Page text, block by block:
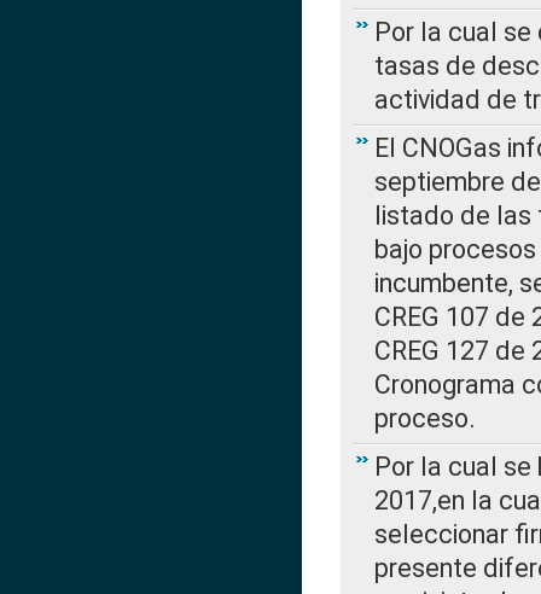
Por la cual
tasas de
actividad de
El CNOGas
septiembre
listado de las
bajo
incumbente,
CREG 107
CREG 127 de
Cronograma
proceso.
Por la cual se
2017,en la
seleccionar
presente